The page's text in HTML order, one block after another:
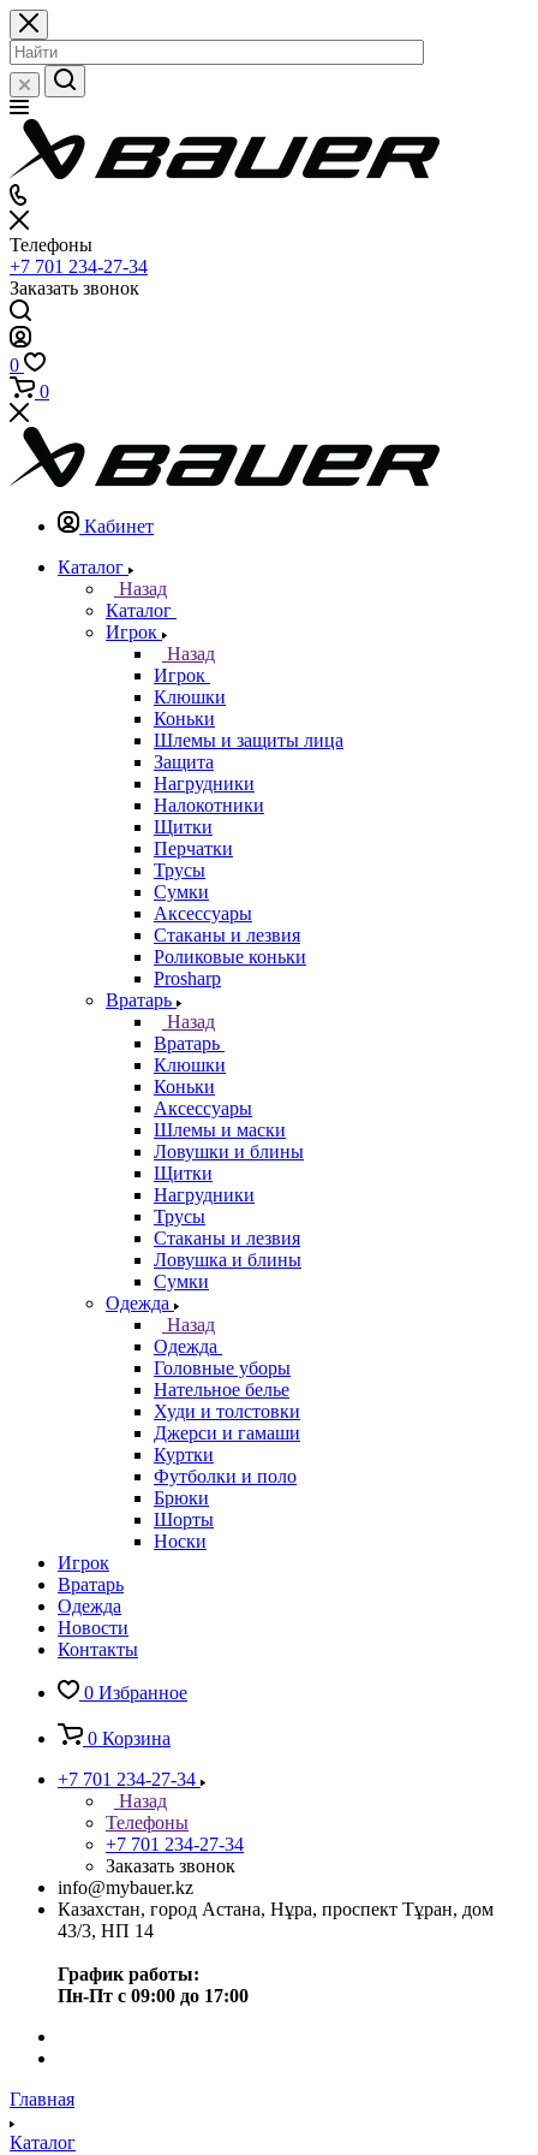
Телефоны
+7 701 234-27-34
Заказать звонок
0
0
Кабинет
Каталог
Назад
Каталог
Игрок
Назад
Игрок
Клюшки
Коньки
Шлемы и защиты лица
Защита
Нагрудники
Налокотники
Щитки
Перчатки
Трусы
Сумки
Аксессуары
Стаканы и лезвия
Роликовые коньки
Prosharp
Вратарь
Назад
Вратарь
Клюшки
Коньки
Аксессуары
Шлемы и маски
Ловушки и блины
Щитки
Нагрудники
Трусы
Стаканы и лезвия
Ловушка и блины
Сумки
Одежда
Назад
Одежда
Головные уборы
Нательное белье
Худи и толстовки
Джерси и гамаши
Куртки
Футболки и поло
Брюки
Шорты
Носки
Игрок
Вратарь
Одежда
Новости
Контакты
0 Избранное
0 Корзина
+7 701 234-27-34
Назад
Телефоны
+7 701 234-27-34
Заказать звонок
info@mybauer.kz
Казахстан, город Астана, Нұра, проспект Тұран, дом
43/3, НП 14
График работы:
Пн-Пт с 09:00 до 17:00
Главная
Каталог